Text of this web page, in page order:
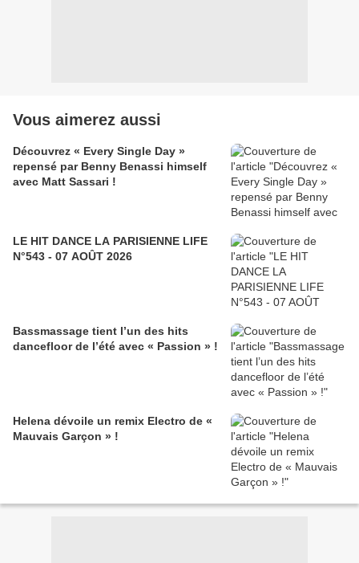
Vous aimerez aussi
Découvrez « Every Single Day »
repensé par Benny Benassi himself
avec Matt Sassari !
LE HIT DANCE LA PARISIENNE LIFE
N°543 - 07 AOÛT 2026
Bassmassage tient l’un des hits
dancefloor de l’été avec « Passion » !
Helena dévoile un remix Electro de «
Mauvais Garçon » !